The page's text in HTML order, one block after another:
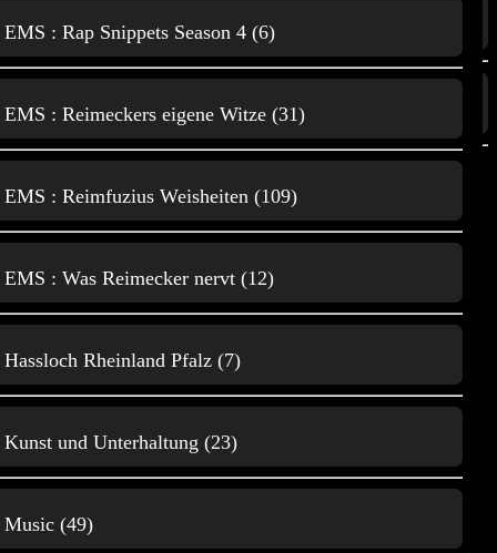
(1515)
Wissenschaft (35)
EMS : Rap Snippets Season 4 (6)
EMS : Reimeckers eigene Witze (31)
EMS : Reimfuzius Weisheiten (109)
EMS : Was Reimecker nervt (12)
Hassloch Rheinland Pfalz (7)
Kunst und Unterhaltung (23)
Music (49)
Unterhaltung
3
96
B